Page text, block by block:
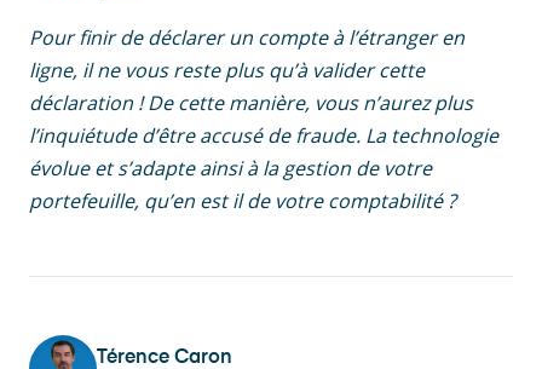
Pour finir de déclarer un compte à l’étranger en
ligne, il ne vous reste plus qu’à valider cette
déclaration ! De cette manière, vous n’aurez plus
l’inquiétude d’être accusé de fraude. La technologie
évolue et s’adapte ainsi à la gestion de votre
portefeuille, qu’en est il de votre comptabilité ?
Térence Caron